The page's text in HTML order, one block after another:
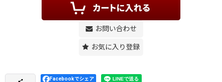
お問い合わせ
お気に入り登録
Facebookでシェア